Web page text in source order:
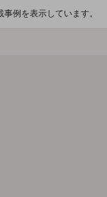
例を表示しています。